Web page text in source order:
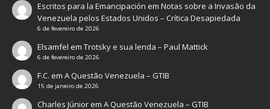
Escritos para la Emancipación emNotas sobre a Invasão da
Venezuela pelos Estados Unidos – Crítica Desapiedada
6 de fevereiro de 2026
Elsamfel emTrotsky e sua lenda – Paul Mattick
6 de fevereiro de 2026
F.C. emA Questão Venezuela – GTIB
15 de janeiro de 2026
Charles JúnioremA Questão Venezuela – GTIB